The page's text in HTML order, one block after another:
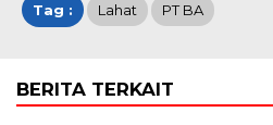
Tag : Lahat PT BA
BERITA TERKAIT